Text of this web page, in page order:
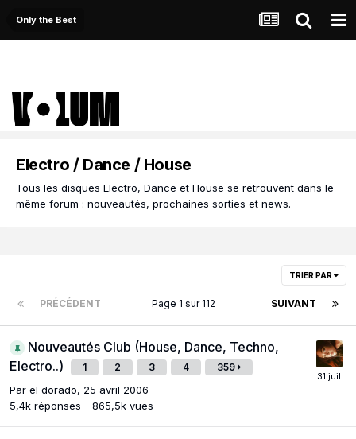
Only the Best
Electro / Dance / House
Tous les disques Electro, Dance et House se retrouvent dans le
même forum : nouveautés, prochaines sorties et news.
TRIER PAR
PRÉCÉDENT SUIVANT
Page 1 sur 112
Nouveautés Club (House, Dance, Techno,
Electro..)
1 2 3 4 359
Par el dorado, 25 avril 2006
5,4k réponses 865,5k vues